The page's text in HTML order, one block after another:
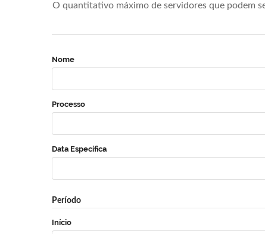
O quantitativo máximo de servidores que podem
Nome
Processo
Data Específica
Período
Início